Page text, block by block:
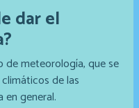
dar el
de meteorología, que se
de las
en general.